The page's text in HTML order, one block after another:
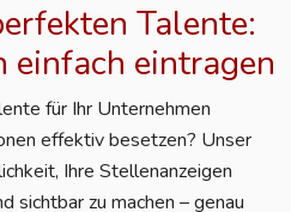
Talente:
einfach eintragen
für Ihr Unternehmen
effektiv besetzen? Unser
Ihre Stellenanzeigen
sichtbar zu machen – genau